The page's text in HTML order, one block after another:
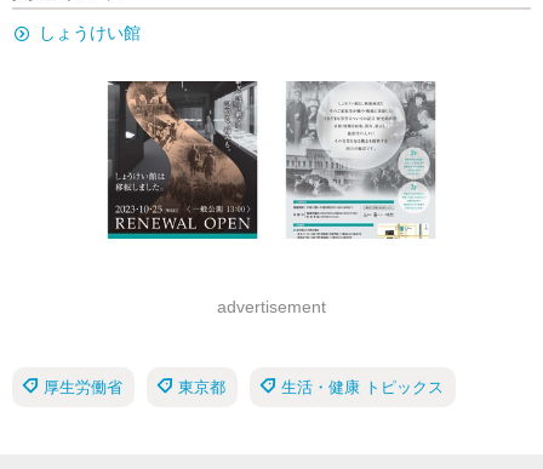
しょうけい館
advertisement
厚生労働省 東京都 生活・健康 トピックス